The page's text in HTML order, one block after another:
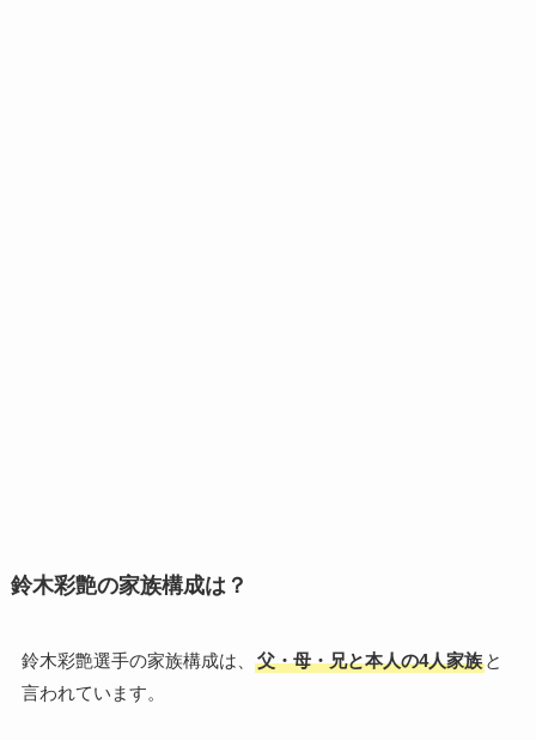
鈴木彩艶の家族構成は？
鈴木彩艶選手の家族構成は、 父・母・兄と本人の4人家族と
言われています。